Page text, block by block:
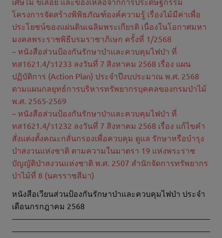
โครงการจัดสร้างพิพิธภัณฑ์องค์ความรู้ เรื่องไม้มีค่าเพื่อ
ประโยชน์ของแผ่นดินเฉลิมพระเกียรติ เนื่องในโอกาศมหา
มงคลพระราชพิธีบรมราชาภิเษก ครั้งที่ 1/2568
– หนังสือส่วนป้องกันรักษาป่าและควบคุมไฟป่า ที่
ทส1621.4/ว1233 ลงวันที่ 7 สิงหาคม 2568 เรื่อง แผน
ปฏิบัติการ (Action Plan) ประจำปีงบประมาณ พ.ศ. 2568
ตามแผนกลยุทธ์การบริหารทรัพยากรบุคคลของกรมป่าไม้
พ.ศ. 2565-2569
– หนังสือส่วนป้องกันรักษาป่าและควบคุมไฟป่า ที่
ทส1621.4/ว1232 ลงวันที่ 7 สิงหาคม 2568 เรื่อง แก้ไขคำ
สั่งแต่งตั้งคณะกลั่นกรองเพื่อควบคุม ดูแล รักษาหรือบำรุง
ป่าสงวนแห่งชาติ ตามความในมาตรา 19 แห่งพระราช
บัญญัติป่าสงวนแห่งชาติ พ.ศ. 2507 สำนักจัดการทรัพยากร
ป่าไม้ที่ 8 (นครราชสีมา)
หนังสือเวียนส่วนป้องกันรักษาป่าและควบคุมไฟป่า ประจำ
เดือนกรกฎาคม 2568
—————————————————————————
—————————————————————————